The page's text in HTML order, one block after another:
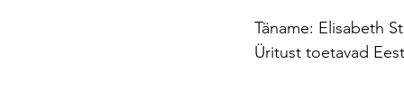
Täname: Elisabeth
Üritust toetavad